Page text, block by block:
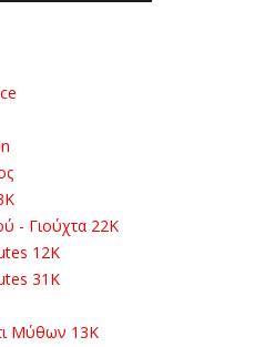
- Γιούχτα 22Κ
12K
31K
Μύθων 13Κ